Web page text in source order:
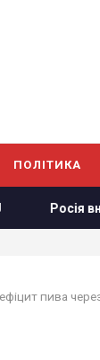
ПОЛІТИКА
пива